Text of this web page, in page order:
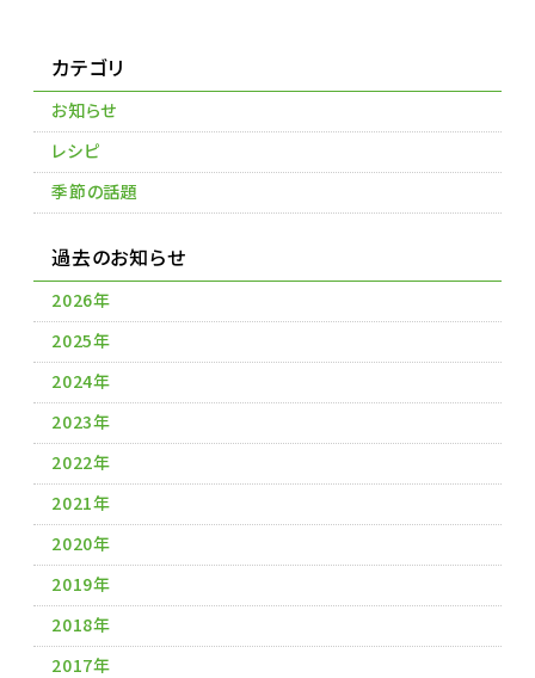
カテゴリ
お知らせ
レシピ
季節の話題
過去のお知らせ
2026年
2025年
2024年
2023年
2022年
2021年
2020年
2019年
2018年
2017年